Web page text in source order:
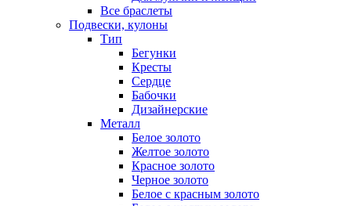
Все браслеты
Подвески, кулоны
Тип
Бегунки
Кресты
Сердце
Бабочки
Дизайнерские
Металл
Белое золото
Желтое золото
Красное золото
Черное золото
Белое с красным золото